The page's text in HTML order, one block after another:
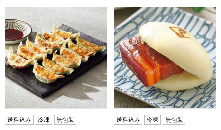
屋台骨 宮崎餃子2種(48個)セット【夏の贈りもの・お中元】
送料込み 冷凍 無包装
角煮家こじま 長崎 角煮まん8
送料込み 冷凍 無包装